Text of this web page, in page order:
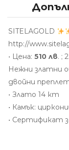
SITELAGOLD
http://
• Цена: 510 лв. ;
Нежни златни
двойни
• Злато 14 кт
• Камък:
• Сертификат